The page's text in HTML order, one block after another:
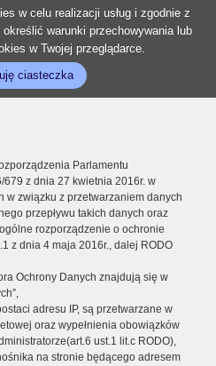
w celu realizacji usług i zgodnie z
warunki przechowywania lub
w Twojej przeglądarce.
ciasteczka
Parlamentu
z dnia 27 kwietnia 2016r. w
w związku z przetwarzaniem danych
przepływu takich danych oraz
rozporządzenie o ochronie
z dnia 4 maja 2016r., dalej RODO
Ochrony Danych znajdują się w
adresu IP, są przetwarzane w
oraz wypełnienia obowiązków
ust.1 lit.c RODO),
na stronie będącego adresem